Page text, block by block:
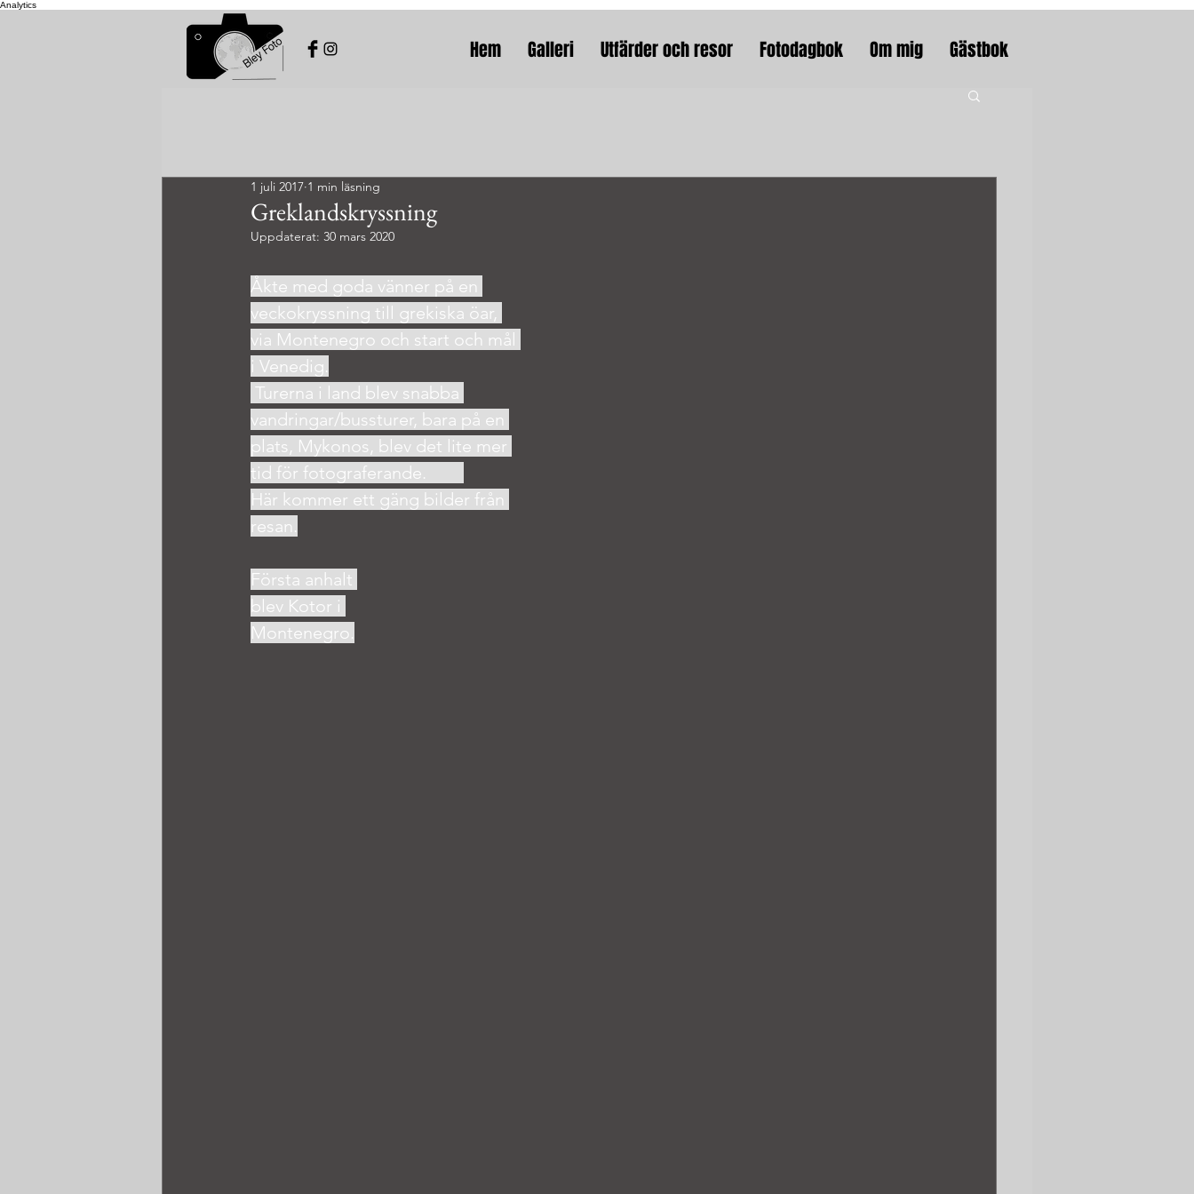
Analytics
Hem Galleri Utfärder och resor Fotodagbok Om mig Gästbok
Greklandskryssning
1 juli 2017 1 min läsning
Uppdaterat: 30 mars 2020
Åkte med goda vänner på en
veckokryssning till grekiska öar,
via Montenegro och start och mål
i Venedig.
vandringar/bussturer, bara på en
plats, Mykonos, blev det lite mer
Här kommer ett gäng bilder från
resan.
Första anhalt
blev Kotor i
Montenegro.